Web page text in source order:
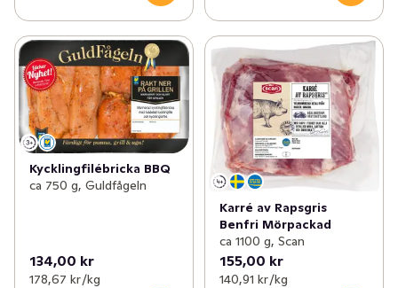
Kycklingfilébricka BBQ
ca 750 g, Guldfågeln
134,00 kr
178,67 kr /kg
Karré av Rapsgris
Benfri Mörpackad
ca 1100 g, Scan
155,00 kr
140,91 kr /kg